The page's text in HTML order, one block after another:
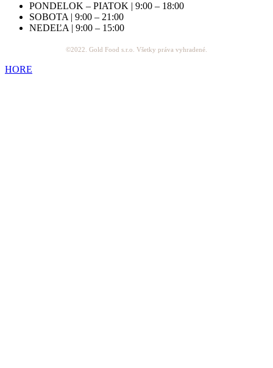
PONDELOK – PIATOK | 9:00 – 18:00
SOBOTA | 9:00 – 21:00
NEDEĽA | 9:00 – 15:00
©2022. Gold Food s.r.o. Všetky práva vyhradené.
HORE